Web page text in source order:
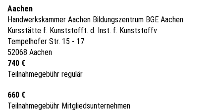
Aachen
Handwerkskammer Aachen Bildungszentrum BGE Aachen
Kursstätte f. Kunststofft. d. Inst. f. Kunststoffv
Tempelhofer Str. 15 - 17
52068 Aachen
740 €
Teilnahmegebühr regulär
660 €
Teilnahmegebühr Mitgliedsunternehmen